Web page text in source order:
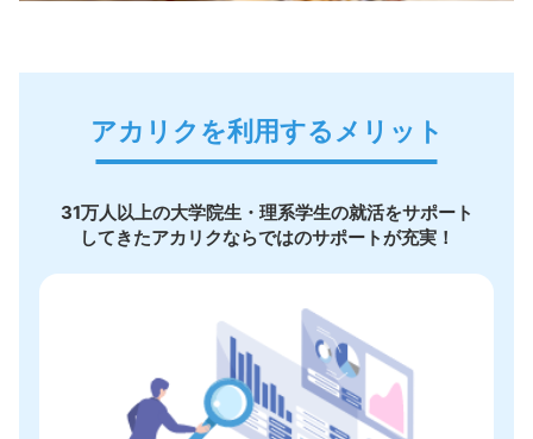
アカリクを利用するメリット
31万人以上の大学院生・理系学生の就活をサポート
してきたアカリクならではのサポートが充実！